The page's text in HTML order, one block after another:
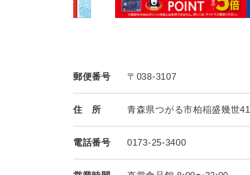
郵便番号 〒038-3107
住 所 青森県つがる市柏稲盛幾世41
電話番号 0173-25-3400